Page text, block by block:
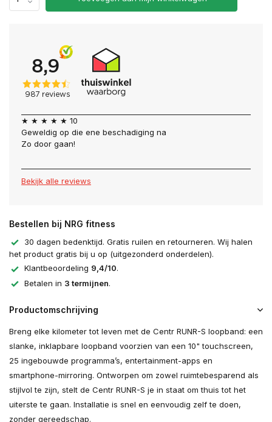
★ ★ ★ ★ ★ 10
Geweldig op die ene beschadiging na
Zo door gaan!
Bekijk alle reviews
Bestellen bij NRG fitness
30 dagen bedenktijd. Gratis ruilen en retourneren. Wij halen
het product gratis bij u op (uitgezonderd onderdelen).
Klantbeoordeling 9,4/10.
Betalen in 3 termijnen.
Productomschrijving
Breng elke kilometer tot leven met de Centr RUNR-S loopband: een
slanke, inklapbare loopband voorzien van een 10" touchscreen,
25 ingebouwde programma’s, entertainment-apps en
smartphone-mirroring. Ontworpen om zowel ruimtebesparend als
stijlvol te zijn, stelt de Centr RUNR-S je in staat om thuis tot het
uiterste te gaan. Installatie is snel en eenvoudig zelf te doen,
zonder gereedschap.